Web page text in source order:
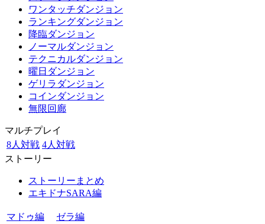
ワンタッチダンジョン
ランキングダンジョン
降臨ダンジョン
ノーマルダンジョン
テクニカルダンジョン
曜日ダンジョン
ゲリラダンジョン
コインダンジョン
無限回廊
マルチプレイ
8人対戦 4人対戦
ストーリー
ストーリーまとめ
エキドナSARA編
マドゥ編
ゼラ編